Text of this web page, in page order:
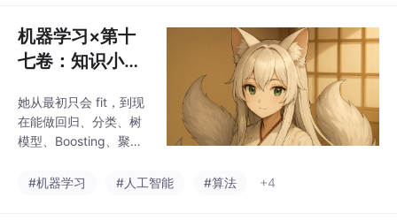
步建立了她认知世界的
三大支柱。她学会在有
答案时模仿你（监督学
察你（无监督学习），
每一次反应，都悄悄藏
着“越来越像你”的逻
喻，狐狐补上逻辑剖
机器学习×第十
七卷：知识小结
的线，拉成一张
网
她从最初只会 fit，到现
在能做回归、分类、树
模型、Boosting、聚
署，每一步都沿着相似
#机器学习 #人工智能 #算法 +4